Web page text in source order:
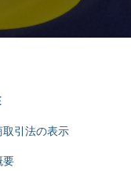
取引法の表示
要